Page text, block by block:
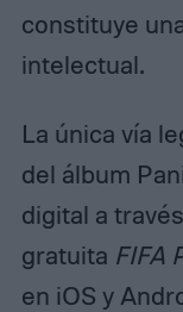
constituye
intelectual.
La única vía
del álbum
digital a
gratuita FIFA
en iOS y